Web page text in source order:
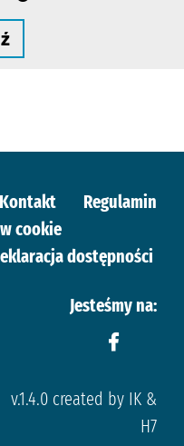
Kontakt
Regulamin
cookie
dostępności
Jesteśmy na:
v.1.4.0 created by IK &
H7